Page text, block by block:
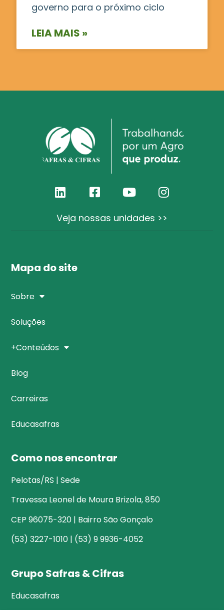
governo para o próximo ciclo
LEIA MAIS »
Veja nossas unidades >>
Mapa do site
Sobre
Soluções
+Conteúdos
Blog
Carreiras
Educasafras
Como nos encontrar
Pelotas/RS | Sede
Travessa Leonel de Moura Brizola, 850
CEP 96075-320 | Bairro São Gonçalo
(53) 3227-1010 | (53) 9 9936-4052
Grupo Safras & Cifras
Educasafras